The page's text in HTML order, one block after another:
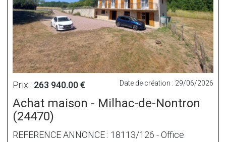
Prix : 263 940.00 € Date de création : 29/06/2026
Achat maison - Milhac-de-Nontron
(24470)
REFERENCE ANNONCE : 18113/126 - Office